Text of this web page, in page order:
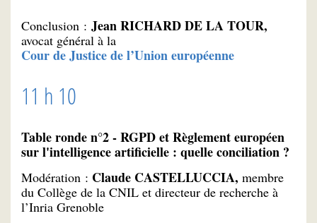
Conclusion : Jean RICHARD DE LA TOUR,
avocat général à la
Cour de Justice de l’Union européenne
11 h 10
Table ronde n°2 - RGPD et Règlement européen
sur l'intelligence artificielle : quelle conciliation ?
Modération : Claude CASTELLUCCIA, membre
du Collège de la CNIL et directeur de recherche à
l’Inria Grenoble